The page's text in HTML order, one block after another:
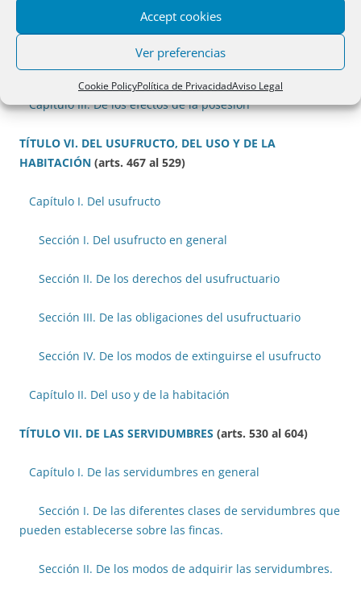
Accept cookies
Ver preferencias
Cookie PolicyPolítica de PrivacidadAviso Legal
Capítulo I. De la posesión y sus especies
Capítulo II. De la adquisición de la posesión
Capítulo III. De los efectos de la posesión
TÍTULO VI. DEL USUFRUCTO, DEL USO Y DE LA
HABITACIÓN (arts. 467 al 529)
Capítulo I. Del usufructo
Sección I. Del usufructo en general
Sección II. De los derechos del usufructuario
Sección III. De las obligaciones del usufructuario
Sección IV. De los modos de extinguirse el usufructo
Capítulo II. Del uso y de la habitación
TÍTULO VII. DE LAS SERVIDUMBRES (arts. 530 al 604)
Capítulo I. De las servidumbres en general
Sección I. De las diferentes clases de servidumbres que
pueden establecerse sobre las fincas.
Sección II. De los modos de adquirir las servidumbres.